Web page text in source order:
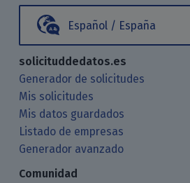
Español / España
solicituddedatos.es
Generador de solicitudes
Mis solicitudes
Mis datos guardados
Listado de empresas
Generador avanzado
Comunidad